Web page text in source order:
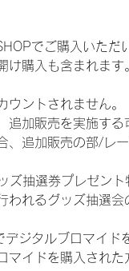
でご購入いた
け購入も含まれます
ントされません。
加販売を実施する
、追加販売の部/レ
抽選券プレゼント
われるグッズ抽選
ジタルブロマイド
マイドを購入され